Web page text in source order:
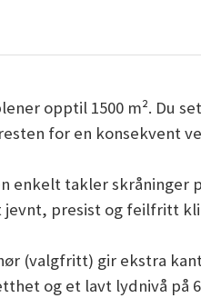
opptil 1500 m². Du
for en konsekvent
takler skråninger
jevnt, presist og feilfritt
(valgfritt) gir ekstra
og et lavt lydnivå på